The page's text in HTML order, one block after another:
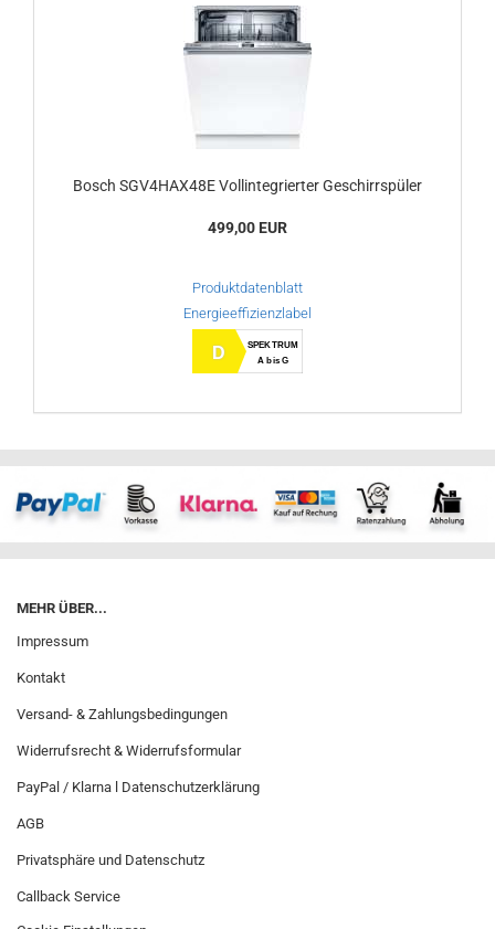
Bosch SGV4HAX48E Vollintegrierter Geschirrspüler
499,00 EUR
Produktdatenblatt
Energieeffizienzlabel
D
SPEKTRUM
A bis G
MEHR ÜBER...
Impressum
Kontakt
Versand- & Zahlungsbedingungen
Widerrufsrecht & Widerrufsformular
PayPal / Klarna l Datenschutzerklärung
AGB
Privatsphäre und Datenschutz
Callback Service